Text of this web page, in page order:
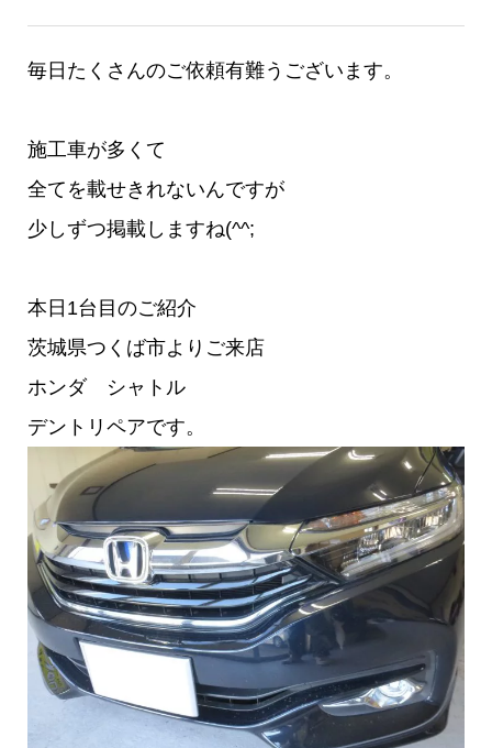
毎日たくさんのご依頼有難うございます。
施工車が多くて
全てを載せきれないんですが
少しずつ掲載しますね(^^;
本日1台目のご紹介
茨城県つくば市よりご来店
ホンダ シャトル
デントリペアです。